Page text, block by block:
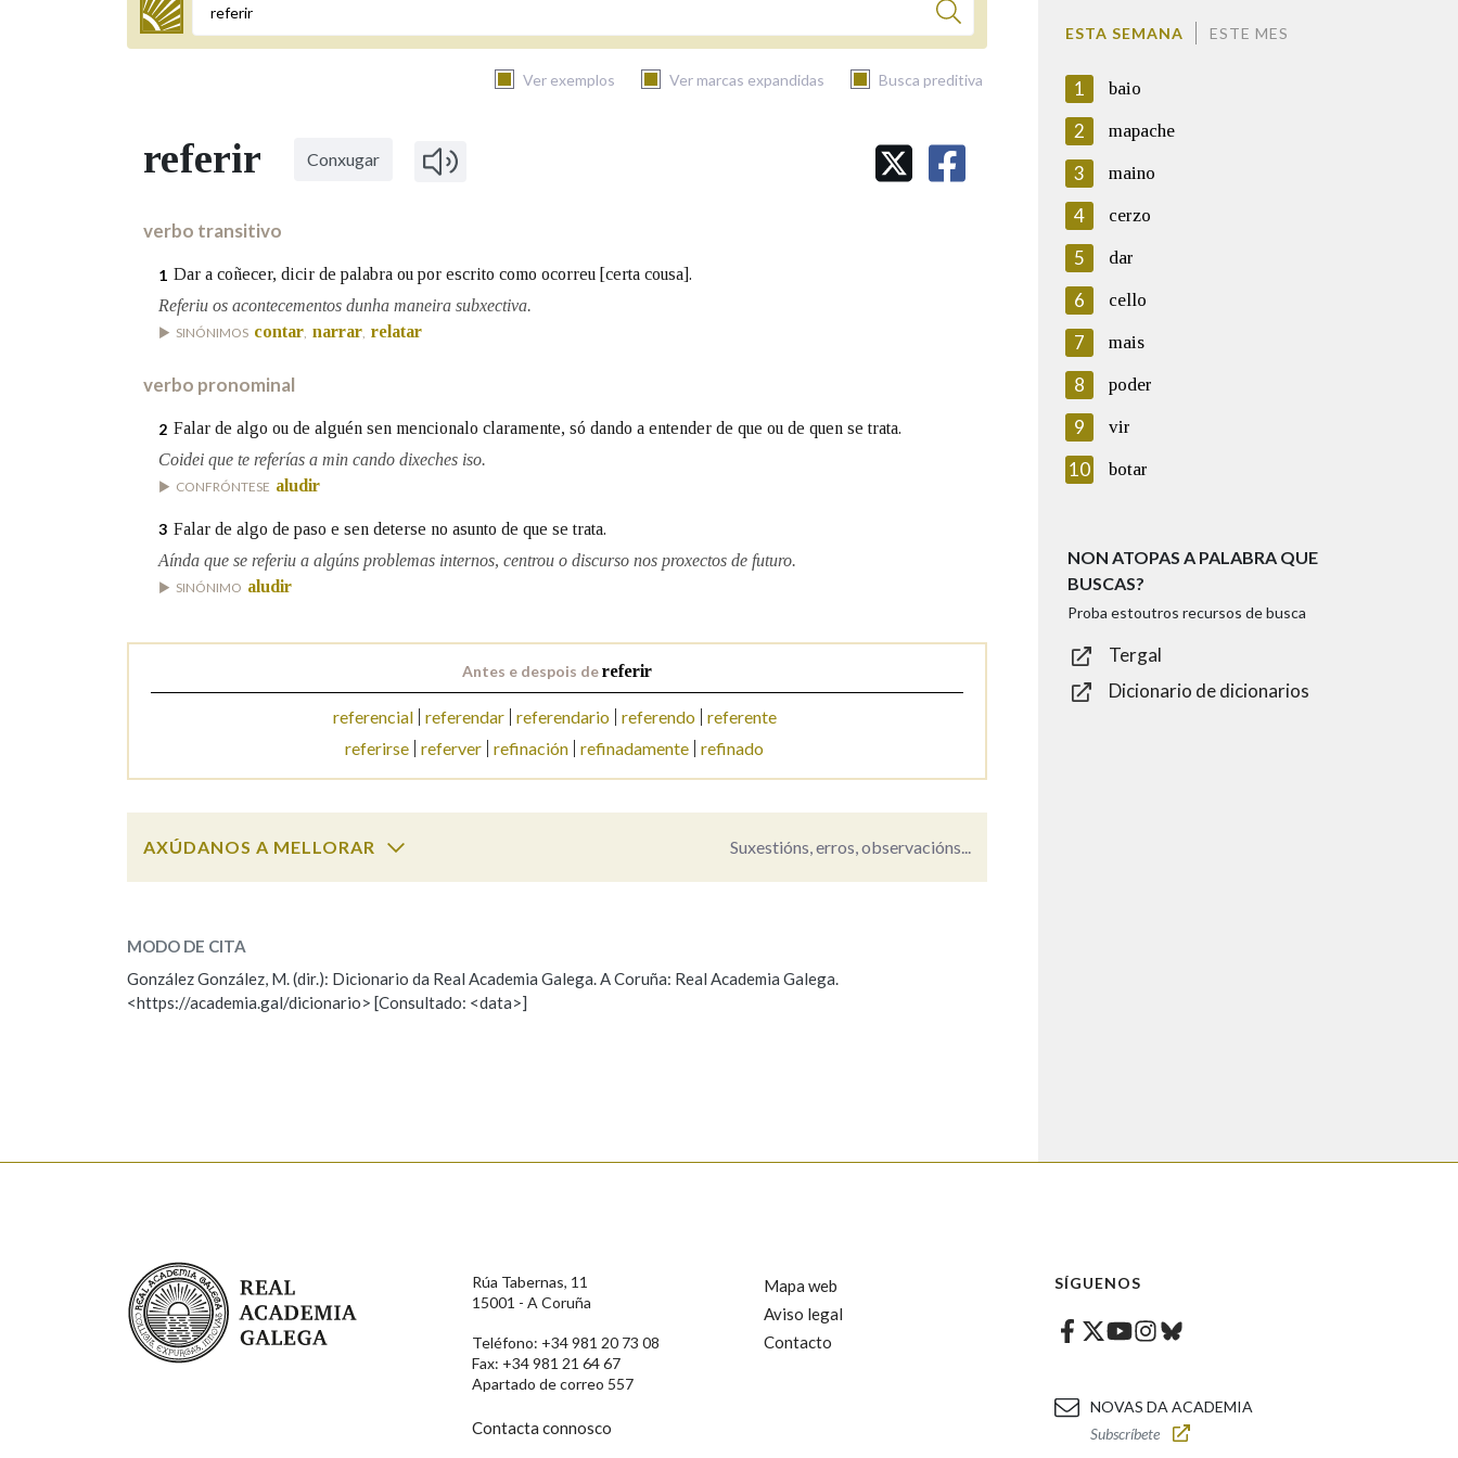
Termo a buscar
Ver exemplos Ver marcas expandidas Busca preditiva
BUSCAR NOS LEMAS
Remata por
Contén
OUTRAS OPCIÓNS DE BUSCA
Marcas gramaticais Pertence a
AXUDA NA BUSCA LIMPAR BUSCA
referir Conxugar
verbo transitivo
1 Dar a coñecer, dicir de palabra ou por escrito como ocorreu [certa cousa].
Referiu os acontecementos dunha maneira subxectiva.
SINÓNIMOS contar, narrar, relatar
verbo pronominal
2 Falar de algo ou de alguén sen mencionalo claramente, só dando a entender de que ou de quen se trata.
Coidei que te referías a min cando dixeches iso.
CONFRÓNTESE aludir
3 Falar de algo de paso e sen deterse no asunto de que se trata.
Aínda que se referiu a algúns problemas internos, centrou o discurso nos proxectos de futuro.
SINÓNIMO aludir
Antes e despois dereferir
referencial referendar referendario referendo
referente
referirse referver refinación refinadamente refinado
AXÚDANOS A MELLORAR Suxestións, erros, observacións...
ESCOLLE UNHA OPCIÓN:
Observación Hai un erro na palabra Propoño mellorar a definición
Comentario
MODO DE CITA
González González, M. (dir.): Dicionario da Real Academia Galega. A Coruña: Real Academia Galega.
<https://academia.gal/dicionario> [Consultado: <data>]
ESTA SEMANA ESTE MES
1 baio
2 mapache
3 maino
4 cerzo
5 dar
6 cello
7 mais
8 poder
9 vir
10 botar
NON ATOPAS A PALABRA QUE
BUSCAS?
Proba estoutros recursos de busca
Tergal
Dicionario de dicionarios
Real Academia Galega
Rúa Tabernas, 11
15001 - A Coruña
Teléfono: +34 981 20 73 08
Fax: +34 981 21 64 67
Apartado de correo 557
Contacta connosco
Mapa web
Aviso legal
Contacto
SÍGUENOS
Facebook
Twitter
Youtube
Instagram
Bluesky
NOVAS DA ACADEMIA
Subscríbete